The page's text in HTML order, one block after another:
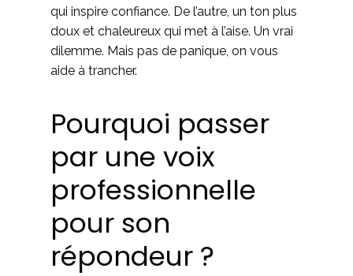
qui inspire confiance. De l’autre, un ton plus
doux et chaleureux qui met à l’aise. Un vrai
dilemme. Mais pas de panique, on vous
aide à trancher.
Pourquoi passer
par une voix
professionnelle
pour son
répondeur ?